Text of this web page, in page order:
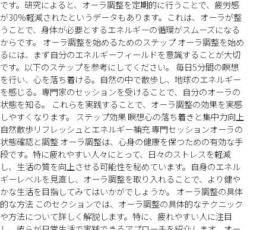
です。研究によると、オーラ調整を定期的に行うことで、疲労感
が30%軽減されたというデータもあります。これは、オーラが整
うことで、身体が必要とするエネルギーの循環がスムーズになる
からです。 オーラ調整を始めるためのステップ オーラ調整を始め
るには、まず自分のエネルギーフィールドを意識することが大切
です。以下のステップを参考にしてください。 毎日5分間の瞑想
を行い、心を落ち着ける。自然の中で散歩し、地球のエネルギー
を感じる。専門家のセッションを受けることで、自分のオーラの
状態を知る。 これらを実践することで、オーラ調整の効果を実感
しやすくなります。 ステップ効果 瞑想心の落ち着きと集中力向上
自然散歩リフレッシュとエネルギー補充 専門セッションオーラの
状態確認と調整 オーラ調整は、心身の健康を保つための有効な手
段です。特に疲れやすい人々にとって、日々のストレスを軽減
し、生活の質を向上させる可能性を秘めています。自身のエネル
ギーレベルを見直し、オーラ調整を取り入れることで、より健や
かな生活を目指してみてはいかがでしょうか。 オーラ調整の具体
的な方法 このセクションでは、オーラ調整の具体的なテクニック
や方法について詳しく解説します。特に、疲れやすい人に注目